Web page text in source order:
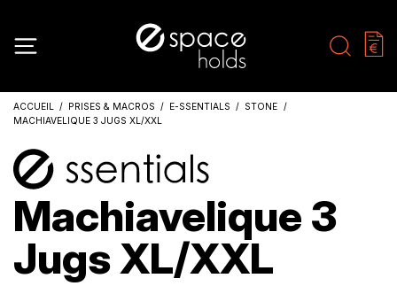
ACCUEIL PRISES & MACROS E-SSENTIALS
STONE
MACHIAVELIQUE 3 JUGS XL/XXL
Machiavelique 3
Jugs XL/XXL